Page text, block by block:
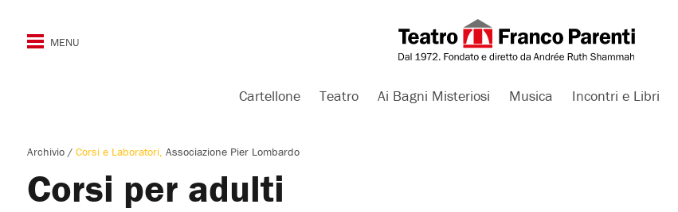
Cartellone Teatro Ai Bagni Misteriosi Musica Incontri e Libri
Archivio / Corsi e Laboratori Associazione Pier Lombardo
Corsi per adulti